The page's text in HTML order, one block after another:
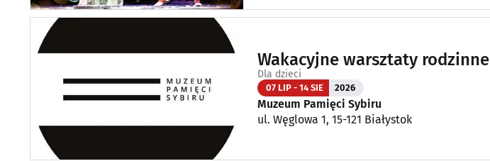
Wakacyjne warsztaty rodzinne
Dla dzieci
07 LIP - 14 SIE 2026
Muzeum Pamięci Sybiru
ul. Węglowa 1, 15-121 Białystok